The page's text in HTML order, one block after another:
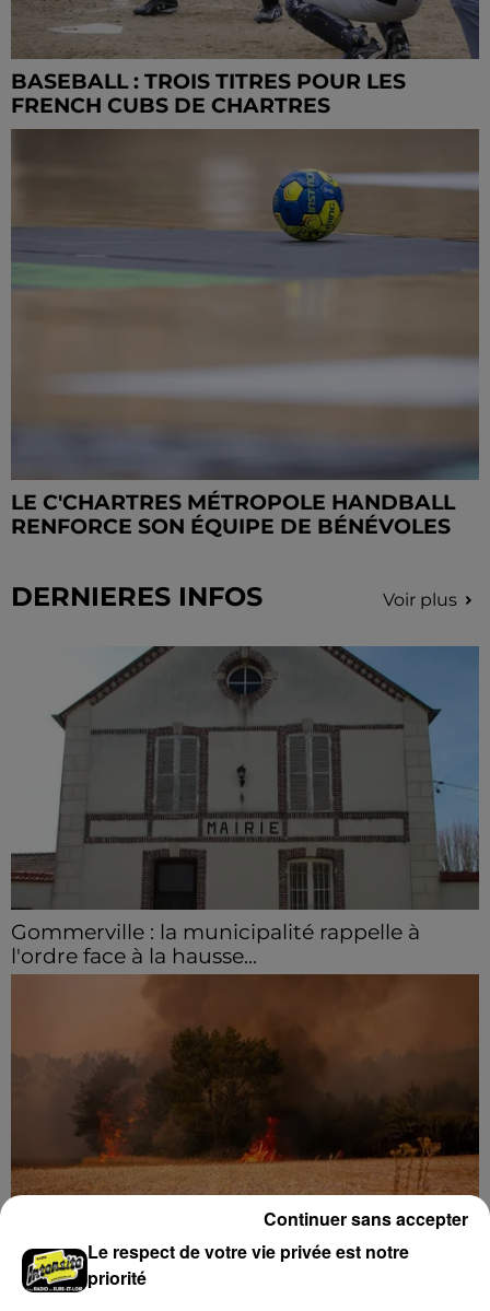
BASEBALL : TROIS TITRES POUR LES
FRENCH CUBS DE CHARTRES
LE C'CHARTRES MÉTROPOLE HANDBALL
RENFORCE SON ÉQUIPE DE BÉNÉVOLES
DERNIERES INFOS Voir plus
Gommerville : la municipalité rappelle à
l'ordre face à la hausse...
Incrustation de déchets, déjections sur les sites
hausse des incivilités, la mairie de Gommerville
hausse...
Loir-et-Cher : un pyromane interpellé grâce
au sang-froid des...
Le respect de votre vie privée est notre
priorité
Continuer sans accepter